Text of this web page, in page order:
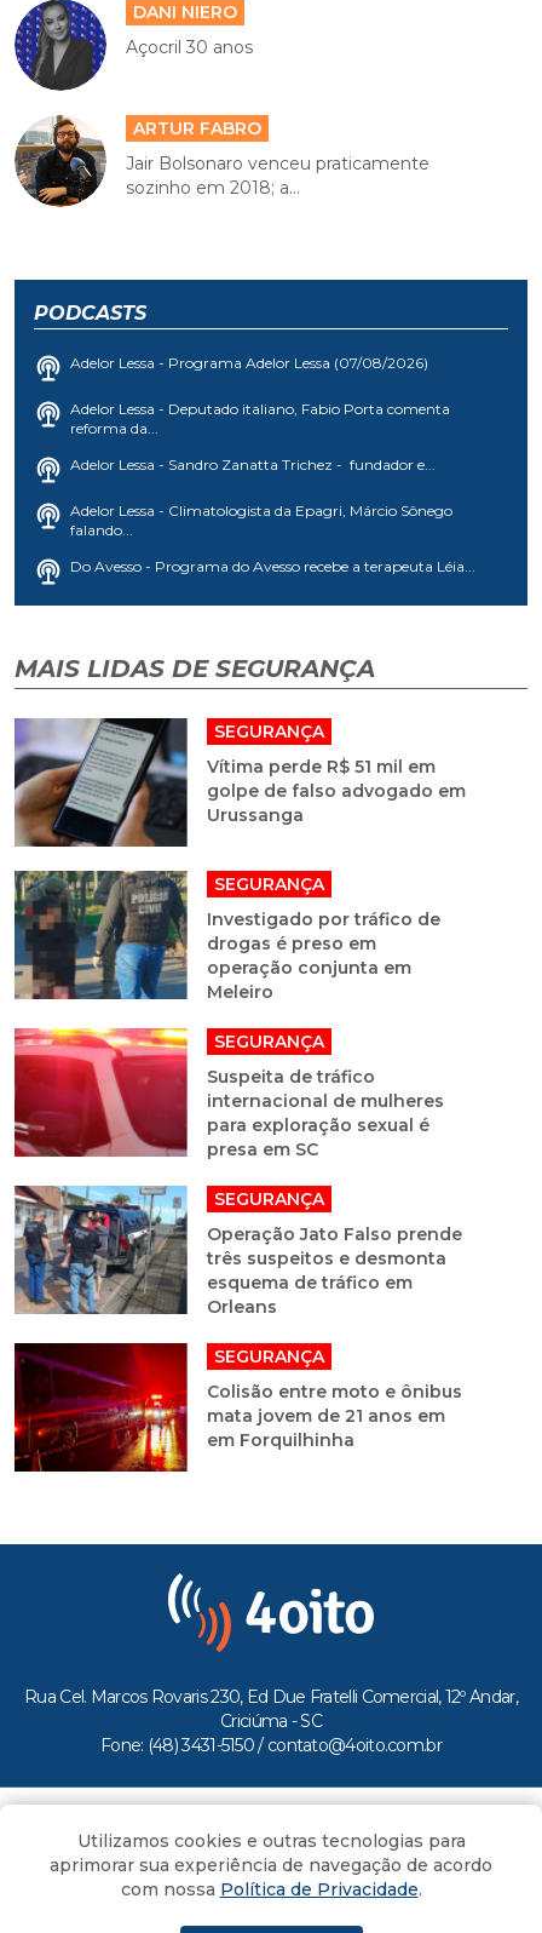
DANI NIERO
Açocril 30 anos
ARTUR FABRO
Jair Bolsonaro venceu praticamente
sozinho em 2018; a...
PODCASTS
Adelor Lessa - Programa Adelor Lessa (07/08/2026)
Adelor Lessa - Deputado italiano, Fabio Porta comenta
reforma da...
Adelor Lessa - Sandro Zanatta Trichez - fundador e...
Adelor Lessa - Climatologista da Epagri, Márcio Sônego
falando...
Do Avesso - Programa do Avesso recebe a terapeuta Léia...
MAIS LIDAS DE SEGURANÇA
SEGURANÇA
Vítima perde R$ 51 mil em
golpe de falso advogado em
Urussanga
SEGURANÇA
Investigado por tráfico de
drogas é preso em
operação conjunta em
Meleiro
SEGURANÇA
Suspeita de tráfico
internacional de mulheres
para exploração sexual é
presa em SC
SEGURANÇA
Operação Jato Falso prende
três suspeitos e desmonta
esquema de tráfico em
Orleans
SEGURANÇA
Colisão entre moto e ônibus
mata jovem de 21 anos em
em Forquilhinha
Rua Cel. Marcos Rovaris 230, Ed Due Fratelli Comercial, 12º Andar,
Criciúma - SC
Fone: (48) 3431-5150 / contato@4oito.com.br
Todos os direitos reservados ao Portal 4oito
Utilizamos cookies e outras tecnologias para
aprimorar sua experiência de navegação de acordo
com nossa Política de Privacidade.